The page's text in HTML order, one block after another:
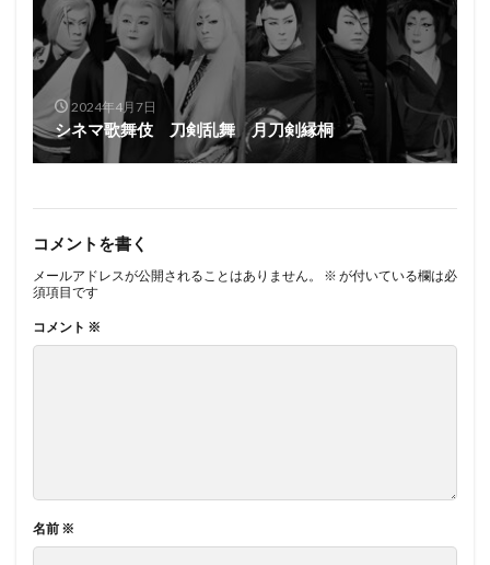
2024年4月7日
シネマ歌舞伎 刀剣乱舞 月刀剣縁桐
コメントを書く
メールアドレスが公開されることはありません。 ※ が付いている欄は必
須項目です
コメント ※
名前 ※